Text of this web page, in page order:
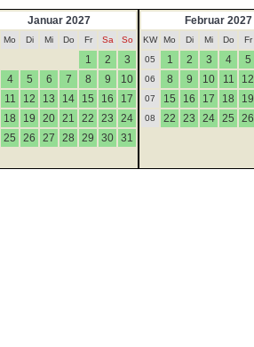
Januar 2027
Mo Di Mi Do Fr Sa
So
1 2 3
4 5 6 7 8 9 10
11 12 13 14 15 16 17
18 19 20 21 22 23 24
25 26 27 28 29 30 31
Februar 2027
KW Mo Di Mi Do Fr
05
1 2 3 4 5
06 8 9 10 11 12
07 15 16 17 18 19
08 22 23 24 25 26